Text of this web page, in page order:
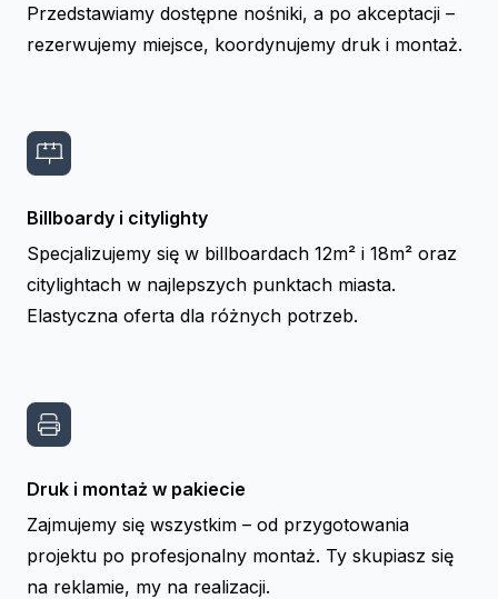
Przedstawiamy dostępne nośniki, a po akceptacji –
rezerwujemy miejsce, koordynujemy druk i montaż.
Billboardy i citylighty
Specjalizujemy się w billboardach 12m² i 18m² oraz
citylightach w najlepszych punktach miasta.
Elastyczna oferta dla różnych potrzeb.
Druk i montaż w pakiecie
Zajmujemy się wszystkim – od przygotowania
projektu po profesjonalny montaż. Ty skupiasz się
na reklamie, my na realizacji.